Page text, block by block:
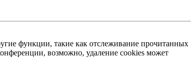
функции, такие как отслеживание прочитанных
возможно, удаление cookies может